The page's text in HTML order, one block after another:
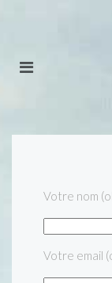
Votre nom
Votre email